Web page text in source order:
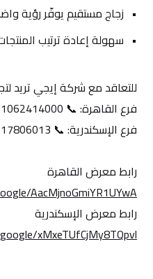
زجاج مستقيم يوفّر رؤية
سهولة إعادة ترتيب
للتعاقد مع شركة إيجي تريد
فرع القاهرة: 📞 01062414000 - 📞 01095116665
فرع الإسكندرية: 📞 01017806013 - 📞 01028881690
رابط معرض القاهرة
AacMjnoGmiYR1UYwA
رابط معرض الإسكندرية
xMxeTUfCjMy8TQpvl